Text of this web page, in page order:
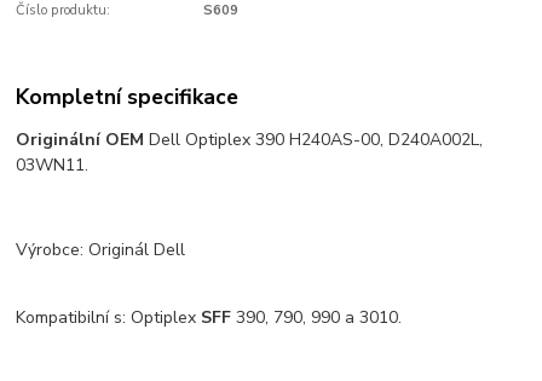
Číslo produktu: S609
Kompletní specifikace
Originální OEMDell Optiplex 390 H240AS-00, D240A002L,
03WN11.
Výrobce: Originál Dell
Kompatibilní s: Optiplex SFF 390, 790, 990 a 3010.